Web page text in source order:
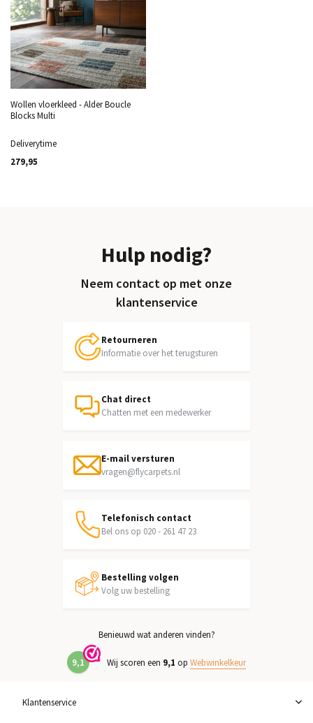
Wollen vloerkleed - Alder Boucle
Blocks Multi
Deliverytime
279,95
Hulp nodig?
Neem contact op met onze
klantenservice
Retourneren
Informatie over het terugsturen
Chat direct
Chatten met een medewerker
E-mail versturen
vragen@flycarpets.nl
Telefonisch contact
Bel ons op 020 - 261 47 23
Bestelling volgen
Volg uw bestelling
Benieuwd wat anderen vinden?
9,1 Wij scoren een 9,1 op Webwinkelkeur
Klantenservice